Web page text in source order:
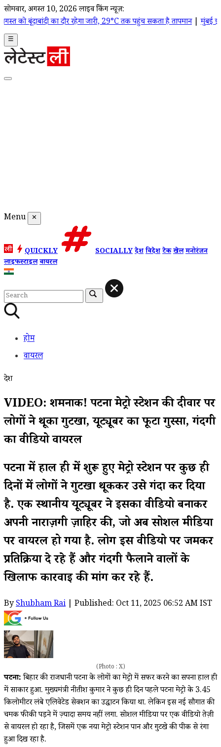
सोमवार, अगस्त 10, 2026 लाइव ब्रेकिंग न्यूज़:
दौर रहेगा जारी, 29°C तक पहुंच सकता है तापमान|मुंबई झीलों का
☰
Menu ✕
QUICKLY SOCIALLYदेशविदेशटेकखेलमनोरंजन
लाइफस्टाइलवायरल
होम
वायरल
देश
VIDEO: शर्मनाक! पटना मेट्रो स्टेशन की दीवार पर
लोगों ने थूका गुटखा, यूट्यूबर का फूटा गुस्सा, गंदगी
का वीडियो वायरल
पटना में हाल ही में शुरू हुए मेट्रो स्टेशन पर कुछ ही
दिनों में लोगों ने गुटखा थूककर उसे गंदा कर दिया
है. एक स्थानीय यूट्यूबर ने इसका वीडियो बनाकर
अपनी नाराज़गी ज़ाहिर की, जो अब सोशल मीडिया
पर वायरल हो गया है. लोग इस वीडियो पर जमकर
प्रतिक्रिया दे रहे हैं और गंदगी फैलाने वालों के
खिलाफ कार्रवाई की मांग कर रहे हैं.
ByShubham Rai | Published: Oct 11, 2025 06:52 AM IST
(Photo : X)
पटना:बिहार की राजधानी पटना के लोगों का मेट्रो में सफर करने का सपना हाल ही
में साकार हुआ. मुख्यमंत्री नीतीश कुमार ने कुछ ही दिन पहले पटना मेट्रो के 3.45
किलोमीटर लंबे एलिवेटेड सेक्शन का उद्घाटन किया था. लेकिन इस नई सौगात की
चमक फीकी पड़ने में ज़्यादा समय नहीं लगा. सोशल मीडिया पर एक वीडियो तेज़ी
से वायरल हो रहा है, जिसमें एक नया मेट्रो स्टेशन पान और गुटखे की पीक से रंगा
हुआ दिख रहा है.